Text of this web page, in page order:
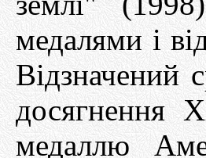
медалями і
Відзначений
досягнення
медаллю